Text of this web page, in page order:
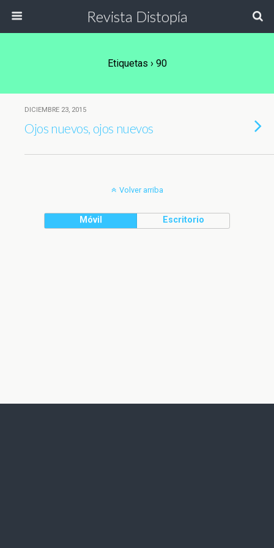
Revista Distopía
Etiquetas › 90
DICIEMBRE 23, 2015
Ojos nuevos, ojos nuevos
Volver arriba
Móvil Escritorio